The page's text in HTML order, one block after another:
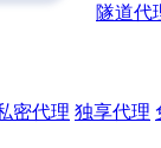
隧道代
密代理 独享代理